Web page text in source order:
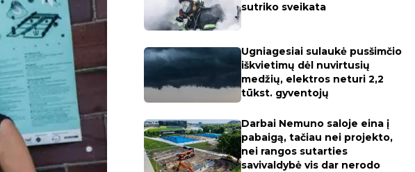
sutriko sveikata
Ugniagesiai sulaukė pusšimčio
iškvietimų dėl nuvirtusių
medžių, elektros neturi 2,2
tūkst. gyventojų
Darbai Nemuno saloje eina į
pabaigą, tačiau nei projekto,
nei rangos sutarties
savivaldybė vis dar nerodo